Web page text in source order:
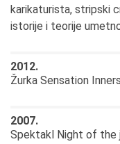
karikaturista, stripski
istorije i teorije
2012.
Žurka Sensation
2007.
Spektakl Night of the